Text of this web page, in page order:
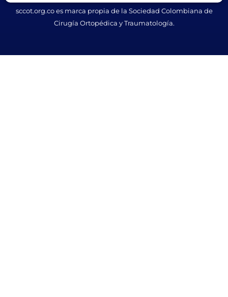
Icesccot.org.co es marca propia de la Sociedad Colombiana de
Cirugía Ortopédica y Traumatología.